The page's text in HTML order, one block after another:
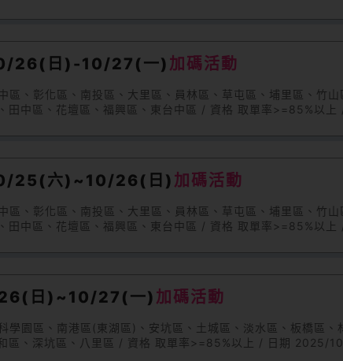
26(日)-10/27(一) 加碼活動
區、彰化區、南投區、大里區、員林區、草屯區、埔里區、竹
田中區、花壇區、福興區、東台中區 / 資格 取單率>=85%
25(六)~10/26(日) 加碼活動
區、彰化區、南投區、大里區、員林區、草屯區、埔里區、竹
田中區、花壇區、福興區、東台中區 / 資格 取單率>=85%
26(日)~10/27(一) 加碼活動
園區、南港區(東湖區)、安坑區、土城區、淡水區、板橋區、
區、深坑區、八里區 / 資格 取單率>=85%以上 / 日期 2025/